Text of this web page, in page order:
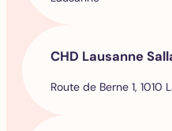
CHD Lausanne
Route de Berne 1, 1010